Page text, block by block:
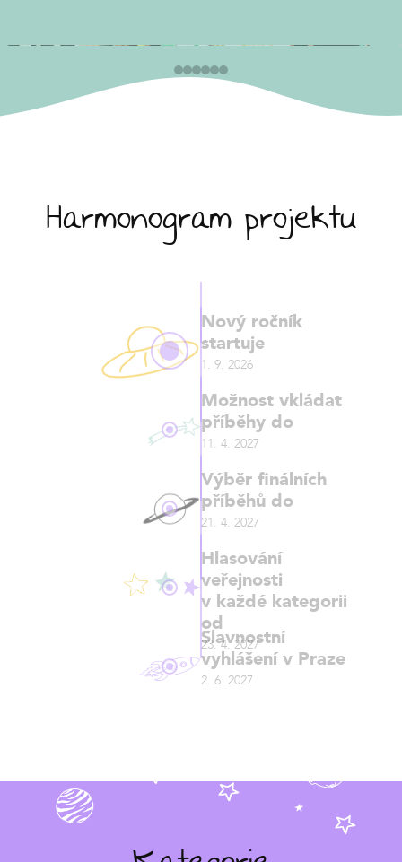
Harmonogram projektu
Nový ročník
startuje
1. 9. 2026
Možnost vkládat
příběhy do
11. 4. 2027
Výběr finálních
příběhů do
21. 4. 2027
Hlasování
veřejnosti
v každé kategorii
od
23. 4. 2027
Slavnostní
vyhlášení v Praze
2. 6. 2027